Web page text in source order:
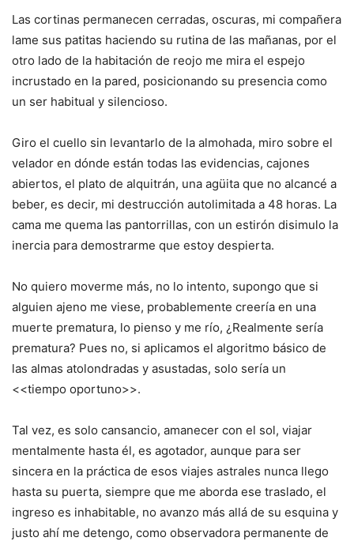
Las cortinas permanecen cerradas, oscuras, mi compañera
lame sus patitas haciendo su rutina de las mañanas, por el
otro lado de la habitación de reojo me mira el espejo
incrustado en la pared, posicionando su presencia como
un ser habitual y silencioso.
Giro el cuello sin levantarlo de la almohada, miro sobre el
velador en dónde están todas las evidencias, cajones
abiertos, el plato de alquitrán, una agüita que no alcancé a
beber, es decir, mi destrucción autolimitada a 48 horas. La
cama me quema las pantorrillas, con un estirón disimulo la
inercia para demostrarme que estoy despierta.
No quiero moverme más, no lo intento, supongo que si
alguien ajeno me viese, probablemente creería en una
muerte prematura, lo pienso y me río, ¿Realmente sería
prematura? Pues no, si aplicamos el algoritmo básico de
las almas atolondradas y asustadas, solo sería un
<<tiempo oportuno>>.
Tal vez, es solo cansancio, amanecer con el sol, viajar
mentalmente hasta él, es agotador, aunque para ser
sincera en la práctica de esos viajes astrales nunca llego
hasta su puerta, siempre que me aborda ese traslado, el
ingreso es inhabitable, no avanzo más allá de su esquina y
justo ahí me detengo, como observadora permanente de